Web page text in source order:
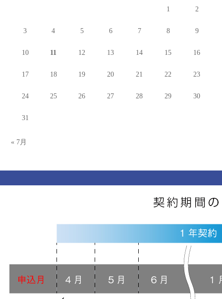
1 2
3 4 5 6 7 8 9
10 11 12 13 14 15 16
17 18 19 20 21 22 23
24 25 26 27 28 29 30
31
« 7月